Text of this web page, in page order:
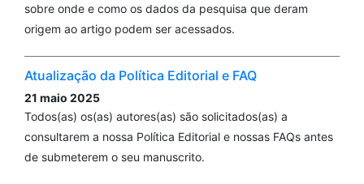
sobre onde e como os dados da pesquisa que deram
origem ao artigo podem ser acessados.
Atualização da Política Editorial e FAQ
21 maio 2025
Todos(as) os(as) autores(as) são solicitados(as) a
consultarem a nossa Política Editorial e nossas FAQs antes
de submeterem o seu manuscrito.